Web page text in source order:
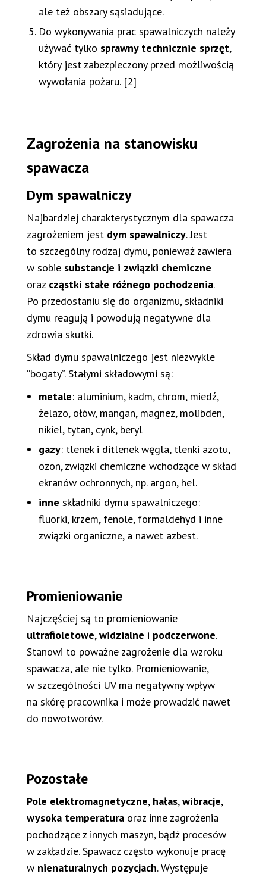
ale też obszary sąsiadujące.
Do wykonywania prac spawalniczych należy
używać tylko sprawny technicznie sprzęt,
który jest zabezpieczony przed możliwością
wywołania pożaru. [2]
Zagrożenia na stanowisku
spawacza
Dym spawalniczy
Najbardziej charakterystycznym dla spawacza
zagrożeniem jest dym spawalniczy. Jest
to szczególny rodzaj dymu, ponieważ zawiera
w sobie substancje i związki chemiczne
oraz cząstki stałe różnego pochodzenia.
Po przedostaniu się do organizmu, składniki
dymu reagują i powodują negatywne dla
zdrowia skutki.
Skład dymu spawalniczego jest niezwykle
“bogaty”. Stałymi składowymi są:
metale: aluminium, kadm, chrom, miedź,
żelazo, ołów, mangan, magnez, molibden,
nikiel, tytan, cynk, beryl
gazy: tlenek i ditlenek węgla, tlenki azotu,
ozon, związki chemiczne wchodzące w skład
ekranów ochronnych, np. argon, hel.
inne składniki dymu spawalniczego:
fluorki, krzem, fenole, formaldehyd i inne
związki organiczne, a nawet azbest.
Promieniowanie
Najczęściej są to promieniowanie
ultrafioletowe,widzialne i podczerwone.
Stanowi to poważne zagrożenie dla wzroku
spawacza, ale nie tylko. Promieniowanie,
w szczególności UV ma negatywny wpływ
na skórę pracownika i może prowadzić nawet
do nowotworów.
Pozostałe
Pole elektromagnetyczne, hałas,wibracje,
wysoka temperatura oraz inne zagrożenia
pochodzące z innych maszyn, bądź procesów
w zakładzie. Spawacz często wykonuje pracę
w nienaturalnych pozycjach. Występuje